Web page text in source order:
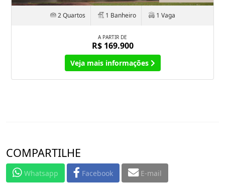
2 Quartos 1 Banheiro 1 Vaga
A PARTIR DE
R$ 169.900
Veja mais informações
COMPARTILHE
Whatsapp Facebook E-mail